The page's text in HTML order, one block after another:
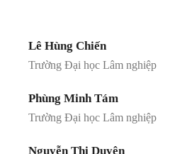
Lê Hùng Chiến
Trường Đại học Lâm nghiệp
Phùng Minh Tám
Trường Đại học Lâm nghiệp
Nguyễn Thị Duyên